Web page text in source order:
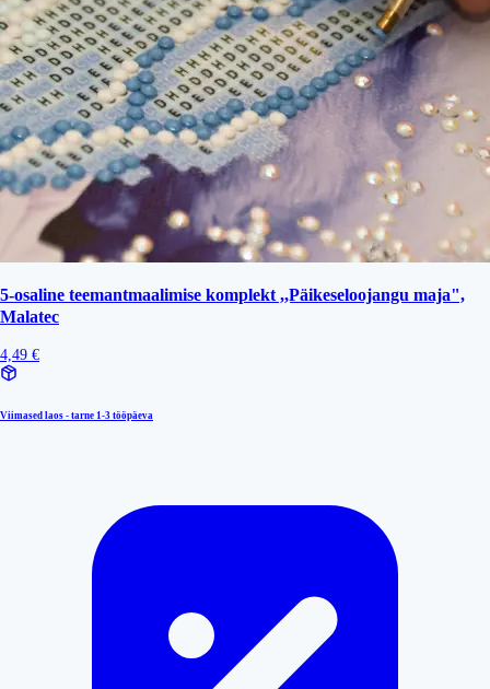
5-osaline teemantmaalimise komplekt ,,Päikeseloojangu maja",
Malatec
4,49 €
Viimased laos - tarne 1-3 tööpäeva